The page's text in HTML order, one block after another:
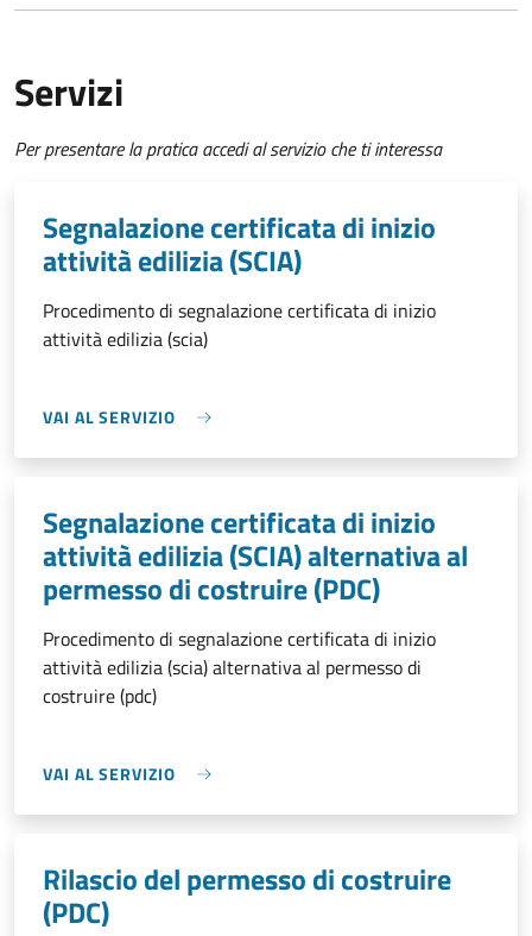
Servizi
Per presentare la pratica accedi al servizio che ti interessa
Segnalazione certificata di inizio
attività edilizia (SCIA)
Procedimento di segnalazione certificata di inizio
attività edilizia (scia)
VAI AL SERVIZIO
Segnalazione certificata di inizio
attività edilizia (SCIA) alternativa al
permesso di costruire (PDC)
Procedimento di segnalazione certificata di inizio
attività edilizia (scia) alternativa al permesso di
costruire (pdc)
VAI AL SERVIZIO
Rilascio del permesso di costruire
(PDC)